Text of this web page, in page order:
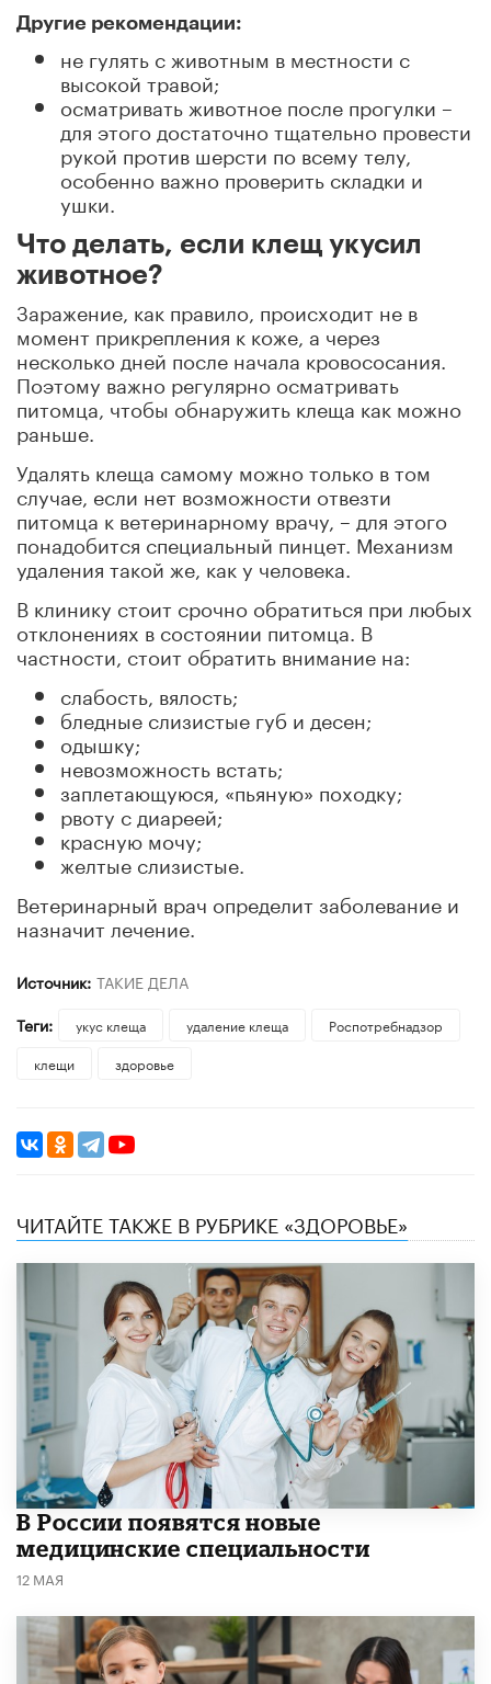
Другие рекомендации:
не гулять с животным в местности с
высокой травой;
осматривать животное после прогулки –
для этого достаточно тщательно провести
рукой против шерсти по всему телу,
особенно важно проверить складки и
ушки.
Что делать, если клещ укусил
животное?
Заражение, как правило, происходит не в
момент прикрепления к коже, а через
несколько дней после начала кровососания.
Поэтому важно регулярно осматривать
питомца, чтобы обнаружить клеща как можно
раньше.
Удалять клеща самому можно только в том
случае, если нет возможности отвезти
питомца к ветеринарному врачу, – для этого
понадобится специальный пинцет. Механизм
удаления такой же, как у человека.
В клинику стоит срочно обратиться при любых
отклонениях в состоянии питомца. В
частности, стоит обратить внимание на:
слабость, вялость;
бледные слизистые губ и десен;
одышку;
невозможность встать;
заплетающуюся, «пьяную» походку;
рвоту с диареей;
красную мочу;
желтые слизистые.
Ветеринарный врач определит заболевание и
назначит лечение.
Источник: ТАКИЕ ДЕЛА
Теги:
укус клеща удаление клеща
Роспотребнадзор
клещи
здоровье
ЧИТАЙТЕ ТАКЖЕ В РУБРИКЕ «ЗДОРОВЬЕ»
В России появятся новые
медицинские специальности
12 МАЯ